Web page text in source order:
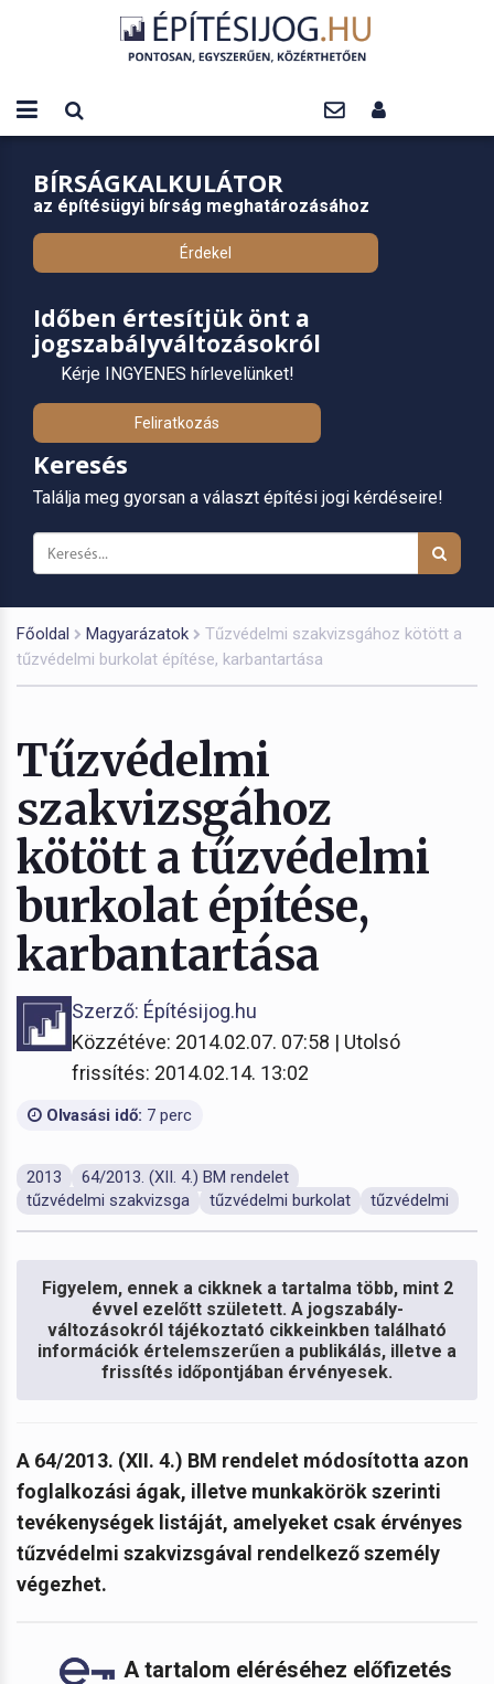
BÍRSÁGKALKULÁTOR
az építésügyi bírság meghatározásához
Érdekel
Időben értesítjük önt a
jogszabályváltozásokról
Kérje INGYENES hírlevelünket!
Feliratkozás
Keresés
Találja meg gyorsan a választ építési jogi kérdéseire!
Főoldal Magyarázatok
Tűzvédelmi szakvizsgához kötött a
tűzvédelmi burkolat építése, karbantartása
Tűzvédelmi
szakvizsgához
kötött a tűzvédelmi
burkolat építése,
karbantartása
Szerző: Építésijog.hu
Közzétéve: 2014.02.07. 07:58 | Utolsó
frissítés: 2014.02.14. 13:02
Olvasási idő: 7 perc
2013
64/2013. (XII. 4.) BM rendelet
tűzvédelmi szakvizsga
tűzvédelmi burkolat tűzvédelmi
Figyelem, ennek a cikknek a tartalma több, mint 2
évvel ezelőtt született. A jogszabály-
változásokról tájékoztató cikkeinkben található
információk értelemszerűen a publikálás, illetve a
frissítés időpontjában érvényesek.
A 64/2013. (XII. 4.) BM rendelet módosította azon
foglalkozási ágak, illetve munkakörök szerinti
tevékenységek listáját, amelyeket csak érvényes
tűzvédelmi szakvizsgával rendelkező személy
végezhet.
A tartalom eléréséhez előfizetés